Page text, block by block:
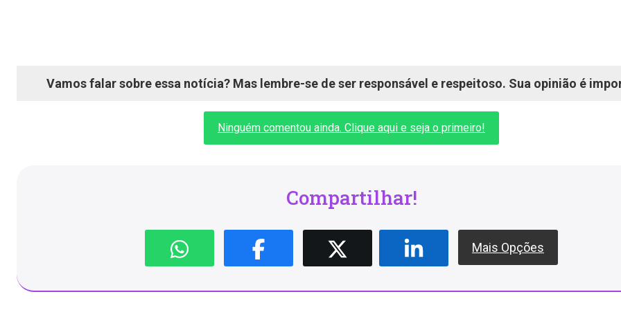
Vamos falar sobre essa notícia? Mas lembre-se de ser responsável e respeitoso. Sua opinião é
Ninguém comentou ainda. Clique aqui e seja o primeiro!
Compartilhar!
Mais Opções